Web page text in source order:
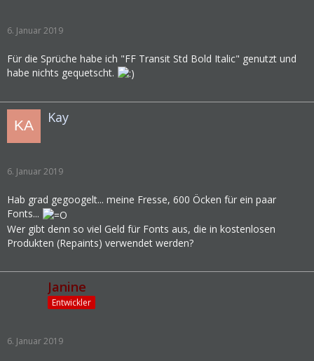
Original
6. Januar 2019
Für die Sprüche habe ich "FF Transit Std Bold Italic" genutzt und
habe nichts gequetscht.
Kay
6. Januar 2019
Hab grad gegoogelt... meine Fresse, 600 Öcken für ein paar
Fonts...
Wer gibt denn so viel Geld für Fonts aus, die in kostenlosen
Produkten (Repaints) verwendet werden?
Janine
Entwickler
6. Januar 2019